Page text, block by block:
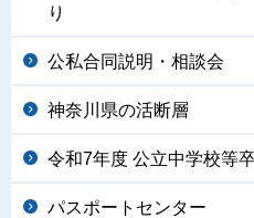
り
公私合同説明・相談会
神奈川県の活断層
令和7年度 公立中学校等
パスポートセンター